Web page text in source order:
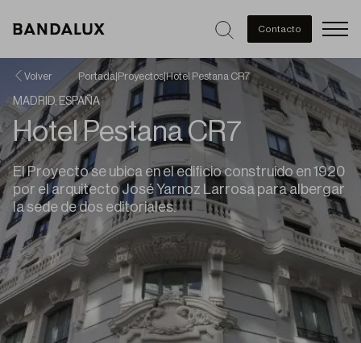
Contacto
Volver Portada Proyectos|Hotel Pestana CR7
MADRID, ESPAÑA
Hotel Pestana CR7
El Proyecto se ubica en el edificio construido en 1920
por el arquitecto José Yarnoz Larrosa para albergar
la sede de dos editoriales.